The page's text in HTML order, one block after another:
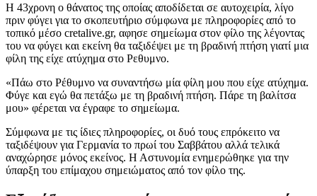
Η 43χρονη ο θάνατος της οποίας αποδίδεται σε αυτοχειρία, λίγο
πριν φύγει για το σκοπευτήριο σύμφωνα με πληροφορίες από το
τοπικό μέσο cretalive.gr, αφησε σημείωμα στον φίλο της λέγοντας
του να φύγει και εκείνη θα ταξιδέψει με τη βραδινή πτήση γιατί μια
φίλη της είχε ατύχημα στο Ρεθυμνο.
«Πάω στο Ρέθυμνο να συναντήσω μία φίλη μου που είχε ατύχημα.
Φύγε και εγώ θα πετάξω με τη βραδινή πτήση. Πάρε τη βαλίτσα
μου» φέρεται να έγραφε το σημείωμα.
Σύμφωνα με τις ίδιες πληροφορίες, οι δυό τους επρόκειτο να
ταξιδέψουν για Γερμανία το πρωί του Σαββάτου αλλά τελικά
αναχώρησε μόνος εκείνος. Η Αστυνομία ενημερώθηκε για την
ύπαρξη του επίμαχου σημειώματος από τον φίλο της.